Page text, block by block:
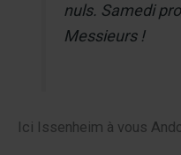
nuls. Samedi
Messieurs !
Ici Issenheim à vous